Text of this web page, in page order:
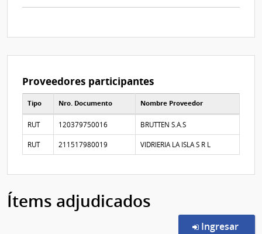
Proveedores participantes
Tipo Nro. Documento Nombre Proveedor
RUT 120379750016 BRUTTEN S.A.S
RUT 211517980019 VIDRIERIA LA ISLA S R L
Ítems adjudicados
Ingresar